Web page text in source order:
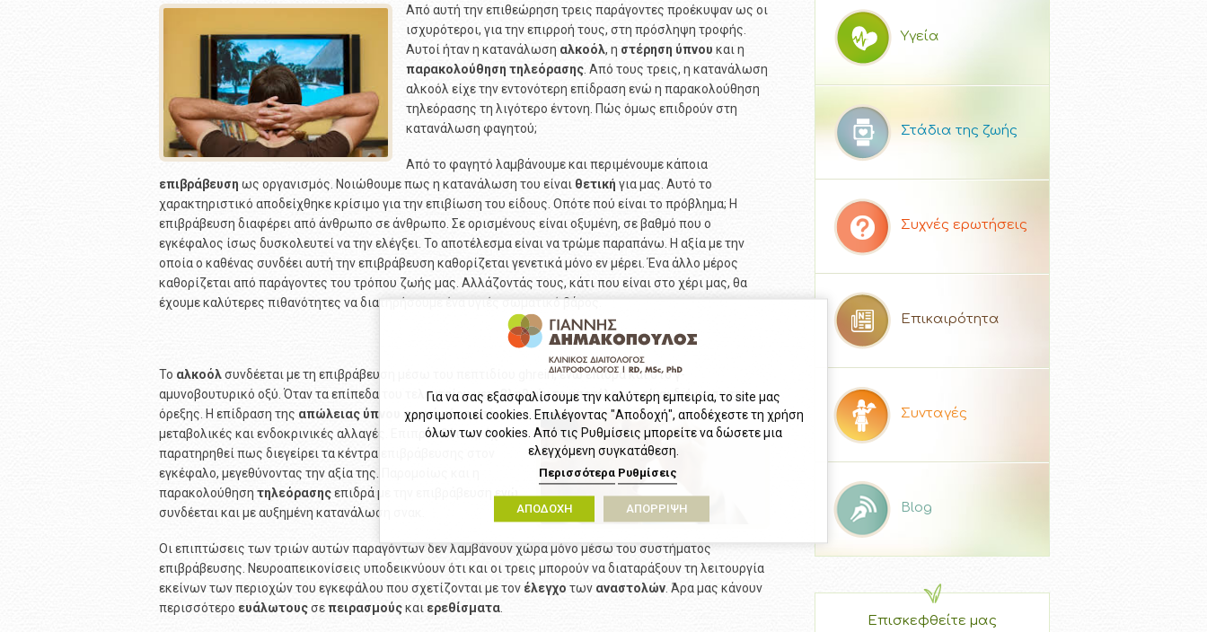
Από αυτή την επιθεώρηση τρεις παράγοντες προέκυψαν ως οι
ισχυρότεροι, για την επιρροή τους, στη πρόσληψη τροφής.
Αυτοί ήταν η κατανάλωση αλκοόλ, η στέρηση ύπνου και η
παρακολούθηση τηλεόρασης . Από τους τρεις, η κατανάλωση
αλκοόλ είχε την εντονότερη επίδραση ενώ η παρακολούθηση
τηλεόρασης τη λιγότερο έντονη. Πώς όμως επιδρούν στη
κατανάλωση φαγητού;
Από το φαγητό λαμβάνουμε και περιμένουμε κάποια
επιβράβευση ως οργανισμός. Νοιώθουμε πως η κατανάλωση του είναι θετική για μας. Αυτό το
χαρακτηριστικό αποδείχθηκε κρίσιμο για την επιβίωση του είδους. Οπότε πού είναι το πρόβλημα; Η
επιβράβευση διαφέρει από άνθρωπο σε άνθρωπο. Σε ορισμένους είναι οξυμένη, σε βαθμό που ο
εγκέφαλος ίσως δυσκολευτεί να την ελέγξει. Το αποτέλεσμα είναι να τρώμε παραπάνω. Η αξία με την
οποία ο καθένας συνδέει αυτή την επιβράβευση καθορίζεται γενετικά μόνο εν μέρει. Ένα άλλο μέρος
καθορίζεται από παράγοντες του τρόπου ζωής μας. Αλλάζοντάς τους, κάτι που είναι στο χέρι μας, θα
έχουμε καλύτερες πιθανότητες να διατηρήσουμε ένα υγιές σωματικό βάρος.
Το αλκοόλσυνδέεται με τη επιβράβευση μέσω του πεπτιδίου ghrein, ενώ επιδρά και στο γ-
αμυνοβουτυρικό οξύ. Όταν τα επίπεδα του τελευταίου μεταβληθούν τοαποτέλεσμα είναι διέγερση της
όρεξης. Η επίδραση της απώλειας ύπνου
περνά μέσα από
μεταβολικές και ενδοκρινικές αλλαγές. Επιπροσθέτως, έχει
παρατηρηθεί πως διεγείρει τα κέντρα επιβράβευσης στον
εγκέφαλο, μεγεθύνοντας την αξία της. Παρομοίως και η
παρακολούθηση τηλεόρασηςεπιδρά με την επιβράβευση ενώ
συνδέεται και με αυξημένη κατανάλωση σνακ.
Οι επιπτώσεις των τριών αυτών παραγόντων δεν λαμβάνουν χώρα μόνο μέσω του συστήματος
επιβράβευσης. Νευροαπεικονίσεις υποδεικνύουν ότι και οι τρεις μπορούν να διαταράξουν τη λειτουργία
εκείνων των περιοχών του εγκεφάλου που σχετίζονται με τον έλεγχο των αναστολών . Άρα μας κάνουν
περισσότερο ευάλωτουςσεπειρασμούςκαι ερεθίσματα
Υγεία
Στάδια της ζωής
Συχνές ερωτήσεις
Επικαιρότητα
Συνταγές
Blog
Επισκεφθείτε μας
Για να σας εξασφαλίσουμε την καλύτερη εμπειρία, το site μας
χρησιμοποιεί cookies. Επιλέγοντας "Αποδοχή", αποδέχεστε τη χρήση
όλων των cookies. Από τις Ρυθμίσεις μπορείτε να δώσετε μια
ελεγχόμενη συγκατάθεση.
Περισσότερα Ρυθμίσεις
ΑΠΟΔΟΧΗ ΑΠΟΡΡΙΨΗ